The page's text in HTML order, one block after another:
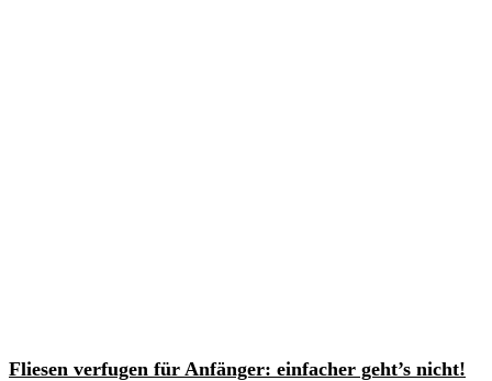
Fliesen verfugen für Anfänger: einfacher geht’s nicht!